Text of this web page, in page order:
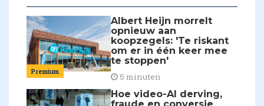
Premium
Albert Heijn morrelt
opnieuw aan
koopzegels: 'Te riskant
om er in één keer mee
te stoppen'
5 minuten
Hoe video-AI derving,